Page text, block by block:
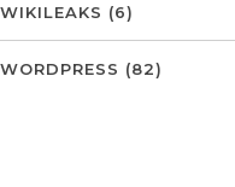
WIKILEAKS (6)
WORDPRESS (82)